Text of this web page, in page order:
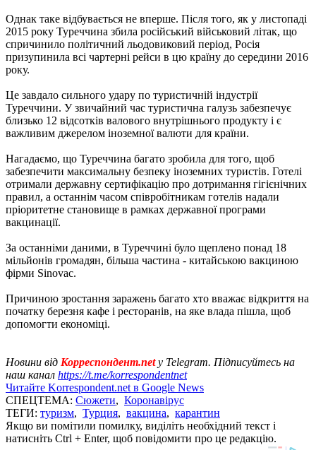
Однак таке відбувається не вперше. Після того, як у листопаді
2015 року Туреччина збила російський військовий літак, що
спричинило політичний льодовиковий період, Росія
призупинила всі чартерні рейси в цю країну до середини 2016
року.
Це завдало сильного удару по туристичній індустрії
Туреччини. У звичайний час туристична галузь забезпечує
близько 12 відсотків валового внутрішнього продукту і є
важливим джерелом іноземної валюти для країни.
Нагадаємо, що Туреччина багато зробила для того, щоб
забезпечити максимальну безпеку іноземних туристів. Готелі
отримали державну сертифікацію про дотримання гігієнічних
правил, а останнім часом співробітникам готелів надали
пріоритетне становище в рамках державної програми
вакцинації.
За останніми даними, в Туреччині було щеплено понад 18
мільйонів громадян, більша частина - китайською вакциною
фірми Sinovac.
Причиною зростання заражень багато хто вважає відкриття на
початку березня кафе і ресторанів, на яке влада пішла, щоб
допомогти економіці.
Новини від Корреспондент.netу Telegram. Підписуйтесь на
наш канал https://t.me/korrespondentnet
Читайте Korrespondent.net в Google News
СПЕЦТЕМА: Сюжети, Коронавірус
ТЕГИ: туризм, Турция, вакцина, карантин
Якщо ви помітили помилку, виділіть необхідний текст і
натисніть Ctrl + Enter, щоб повідомити про це редакцію.